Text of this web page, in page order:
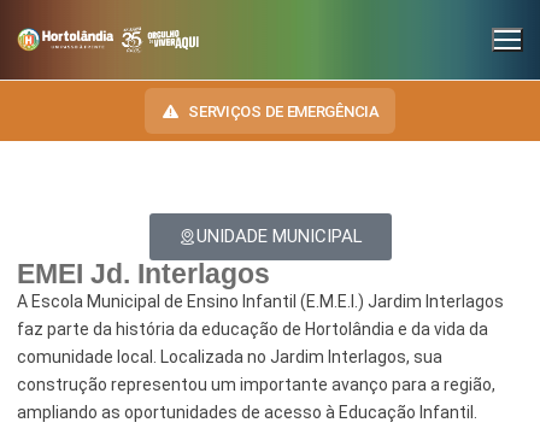
SERVIÇOS DE EMERGÊNCIA
SECRETARIAS
Administração e Gestão de Pessoal
Assuntos Jurídicos
NOSSA CIDADE
HINO, BRASÃO E BANDEIRA
TRANSPARÊNCIA
E-SIC
OUVIDORIA
UNIDADE MUNICIPAL
EMEI Jd. Interlagos
A Escola Municipal de Ensino Infantil (E.M.E.I.) Jardim Interlagos
faz parte da história da educação de Hortolândia e da vida da
comunidade local. Localizada no Jardim Interlagos, sua
construção representou um importante avanço para a região,
ampliando as oportunidades de acesso à Educação Infantil.